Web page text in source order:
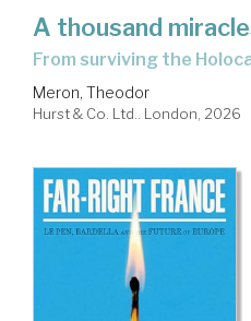
A thousand
from surviving the
Meron, Theodor
Hurst & Co. Ltd.. London, 2026